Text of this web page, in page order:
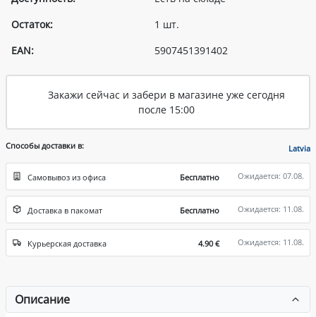
Остаток:
1 шт.
EAN:
5907451391402
Закажи сейчас и забери в магазине уже сегодня
после 15:00
Способы доставки в: Latvia
Самовывоз из офиса Бесплатно Ожидается: 07.08.
Доставка в пакомат Бесплатно Ожидается: 11.08.
Курьерская доставка 4.90 € Ожидается: 11.08.
Описание